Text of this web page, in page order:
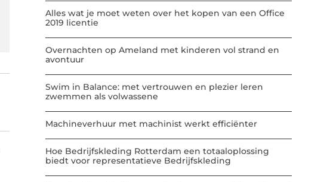
Alles wat je moet weten over het kopen van een Office
2019 licentie
Overnachten op Ameland met kinderen vol strand en
avontuur
Swim in Balance: met vertrouwen en plezier leren
zwemmen als volwassene
Machineverhuur met machinist werkt efficiënter
Hoe Bedrijfskleding Rotterdam een totaaloplossing
biedt voor representatieve Bedrijfskleding